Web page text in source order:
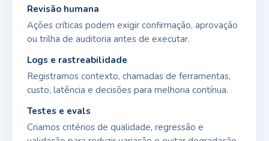
Revisão humana
Ações críticas podem exigir confirmação, aprovação
ou trilha de auditoria antes de executar.
Logs e rastreabilidade
Registramos contexto, chamadas de ferramentas,
custo, latência e decisões para melhoria contínua.
Testes e evals
Criamos critérios de qualidade, regressão e